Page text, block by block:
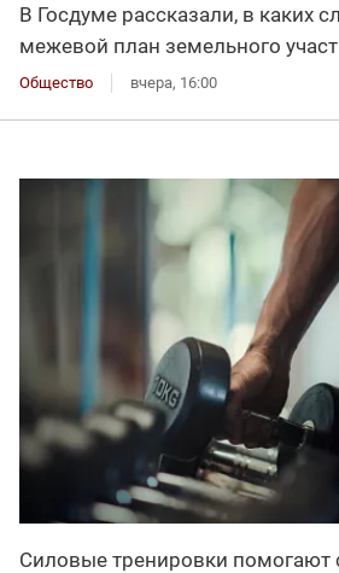
В Госдуме рассказали, в каких
межевой план земельного
Общество вчера, 16:00
Силовые тренировки помогают